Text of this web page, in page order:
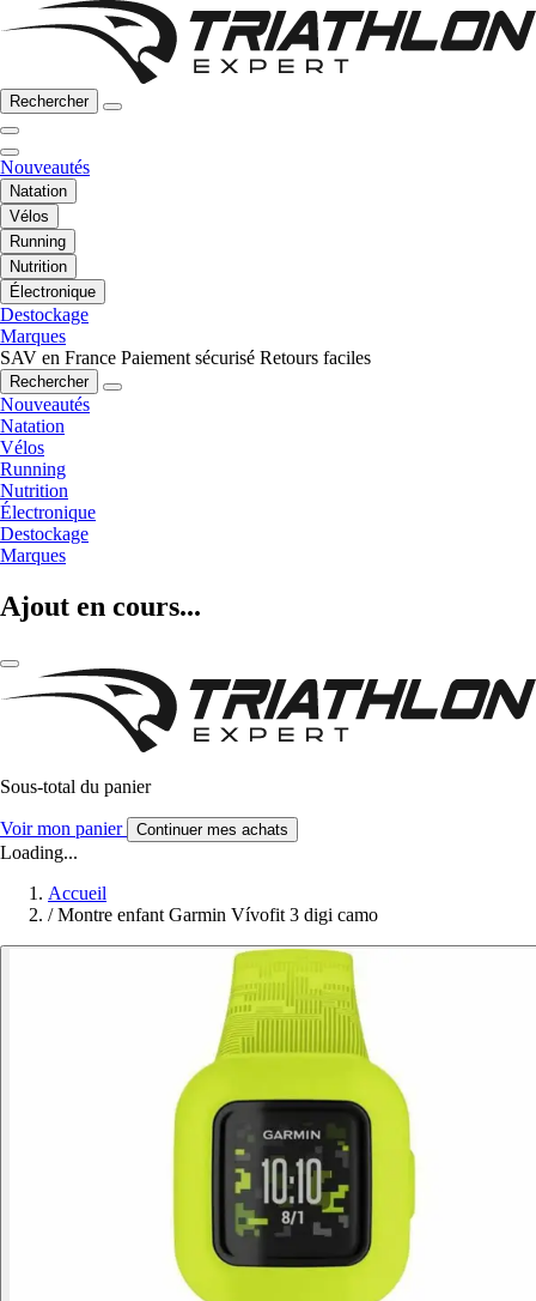
Rechercher
Nouveautés
Natation
Vélos
Running
Nutrition
Électronique
Destockage
Marques
SAV en France Paiement sécurisé Retours faciles
Rechercher
Nouveautés
Natation
Vélos
Running
Nutrition
Électronique
Destockage
Marques
Ajout en cours...
Sous-total du panier
Voir mon panier Continuer mes achats
Loading...
Accueil
/ Montre enfant Garmin Vívofit 3 digi camo